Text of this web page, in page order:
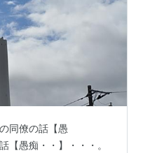
同僚の話【愚
【愚痴・・】・・・。